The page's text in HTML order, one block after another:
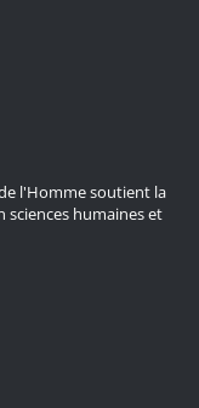
l'Homme soutient la
sciences humaines et